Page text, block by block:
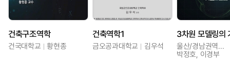
건축구조역학
건국대학교 황현종
건축역학1
금오공과대학교 김우석
울산/경남권역센터
박정호, 이경부